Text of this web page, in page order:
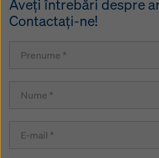
Aveţi întrebări despre
Contactaţi-ne!